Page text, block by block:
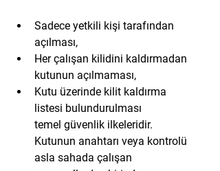
Sadece yetkili kişi tarafından
açılması,
Her çalışan kilidini kaldırmadan
kutunun açılmaması,
Kutu üzerinde kilit kaldırma
listesi bulundurulması
temel güvenlik ilkeleridir.
Kutunun anahtarı veya kontrolü
asla sahada çalışan